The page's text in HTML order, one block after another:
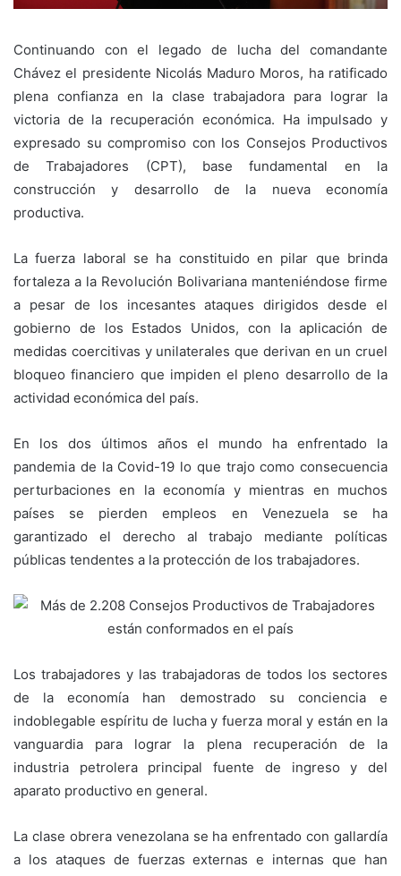
Continuando con el legado de lucha del comandante
Chávez el presidente Nicolás Maduro Moros, ha ratificado
plena confianza en la clase trabajadora para lograr la
victoria de la recuperación económica. Ha impulsado y
expresado su compromiso con los Consejos Productivos
de Trabajadores (CPT), base fundamental en la
construcción y desarrollo de la nueva economía
productiva.
La fuerza laboral se ha constituido en pilar que brinda
fortaleza a la Revolución Bolivariana manteniéndose firme
a pesar de los incesantes ataques dirigidos desde el
gobierno de los Estados Unidos, con la aplicación de
medidas coercitivas y unilaterales que derivan en un cruel
bloqueo financiero que impiden el pleno desarrollo de la
actividad económica del país.
En los dos últimos años el mundo ha enfrentado la
pandemia de la Covid-19 lo que trajo como consecuencia
perturbaciones en la economía y mientras en muchos
países se pierden empleos en Venezuela se ha
garantizado el derecho al trabajo mediante políticas
públicas tendentes a la protección de los trabajadores.
Los trabajadores y las trabajadoras de todos los sectores
de la economía han demostrado su conciencia e
indoblegable espíritu de lucha y fuerza moral y están en la
vanguardia para lograr la plena recuperación de la
industria petrolera principal fuente de ingreso y del
aparato productivo en general.
La clase obrera venezolana se ha enfrentado con gallardía
a los ataques de fuerzas externas e internas que han